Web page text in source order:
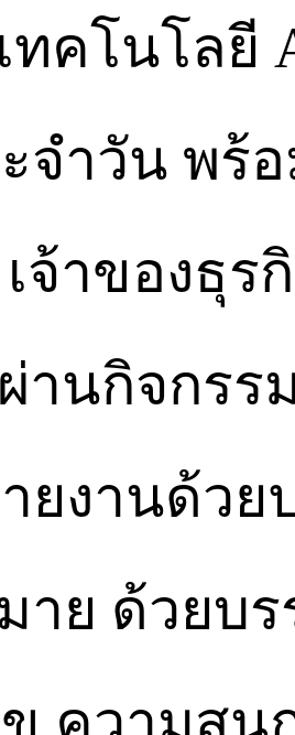
ทคโนโลยี
จำวัน พร้
จ้าของธุ
านกิจกร
ยงานด้ว
าย ด้วยบ